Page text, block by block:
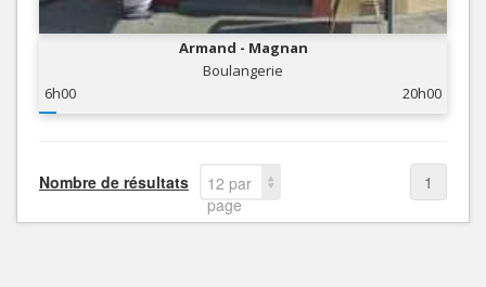
Armand - Magnan
Boulangerie
6h00
20h00
Nombre de résultats
12 par
page
1